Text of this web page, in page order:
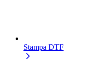
Stampa DTF